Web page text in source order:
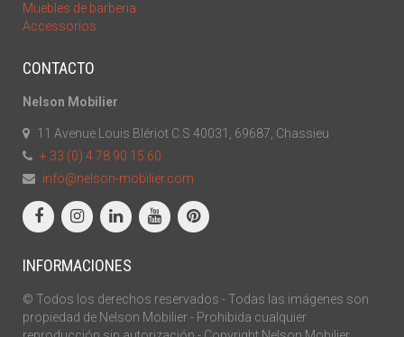
Muebles de barberia
Accessorios
CONTACTO
Nelson Mobilier
11 Avenue Louis Blériot C.S 40031, 69687, Chassieu
+ 33 (0) 4 78 90 15 60
info@nelson-mobilier.com
INFORMACIONES
© Todos los derechos reservados - Todas las imágenes son
propiedad de Nelson Mobilier - Prohibida cualquier